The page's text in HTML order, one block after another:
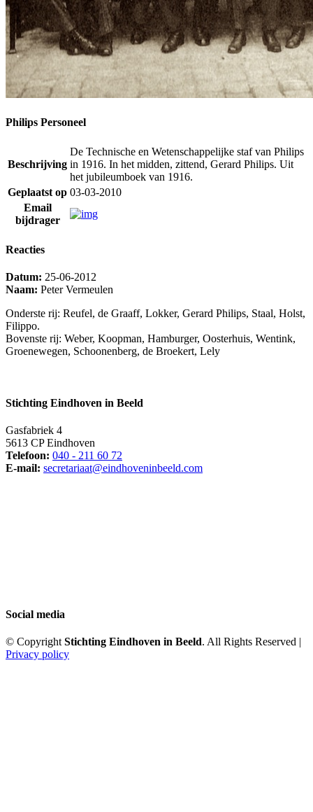
Philips Personeel
Beschrijving
De Technische en Wetenschappelijke staf van Philips
in 1916. In het midden, zittend, Gerard Philips. Uit
het jubileumboek van 1916.
Geplaatst op 03-03-2010
Email
bijdrager
Reacties
Datum: 25-06-2012
Naam: Peter Vermeulen
Onderste rij: Reufel, de Graaff, Lokker, Gerard Philips, Staal, Holst,
Filippo.
Bovenste rij: Weber, Koopman, Hamburger, Oosterhuis, Wentink,
Groenewegen, Schoonenberg, de Broekert, Lely
Stichting Eindhoven in Beeld
Gasfabriek 4
5613 CP Eindhoven
Telefoon: 040 - 211 60 72
E-mail: secretariaat@eindhoveninbeeld.com
Social media
© CopyrightStichting Eindhoven in Beeld. All Rights Reserved |
Privacy policy